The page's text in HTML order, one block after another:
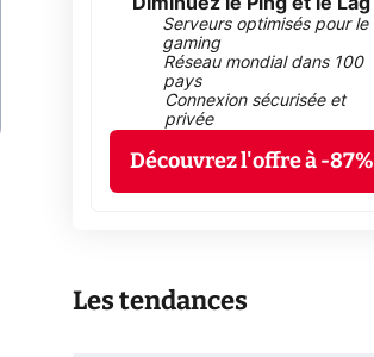
Diminuez le Ping et le Lag
Serveurs optimisés pour le
gaming
Réseau mondial dans 100
pays
Connexion sécurisée et
privée
Découvrez l'offre à -87%
Les tendances